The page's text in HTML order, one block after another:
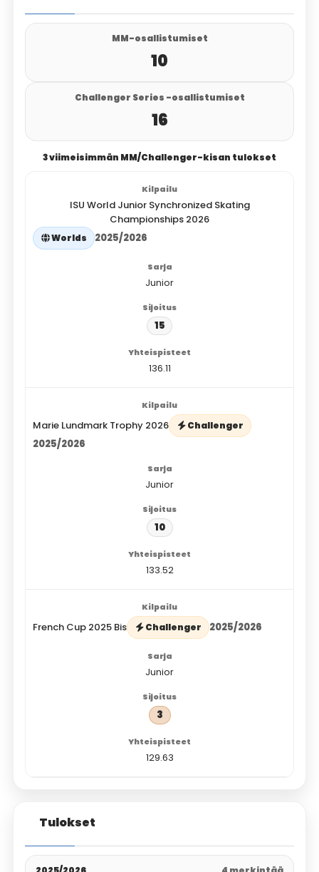
MM-osallistumiset
10
Challenger Series -osallistumiset
16
3 viimeisimmän MM/Challenger-kisan tulokset
ISU World Junior Synchronized Skating
Championships 2026
Worlds 2025/2026
Junior
15
136.11
Marie Lundmark Trophy 2026 Challenger
2025/2026
Junior
10
133.52
French Cup 2025 Bis Challenger 2025/2026
Junior
3
129.63
Tulokset